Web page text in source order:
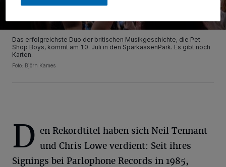
Das erfolgreichste Duo der britischen Musikgeschichte, die Pet
Shop Boys, kommt am 10. Juli in den SparkassenPark. Es gibt noch
Karten.
Foto: Björn Kames
D en Rekordtitel haben sich Neil Tennant
und Chris Lowe verdient: Seit ihres
Signings bei Parlophone Records in 1985,